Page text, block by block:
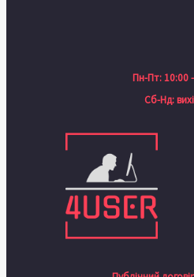
Пн-Пт: 10:00
Сб-Нд: